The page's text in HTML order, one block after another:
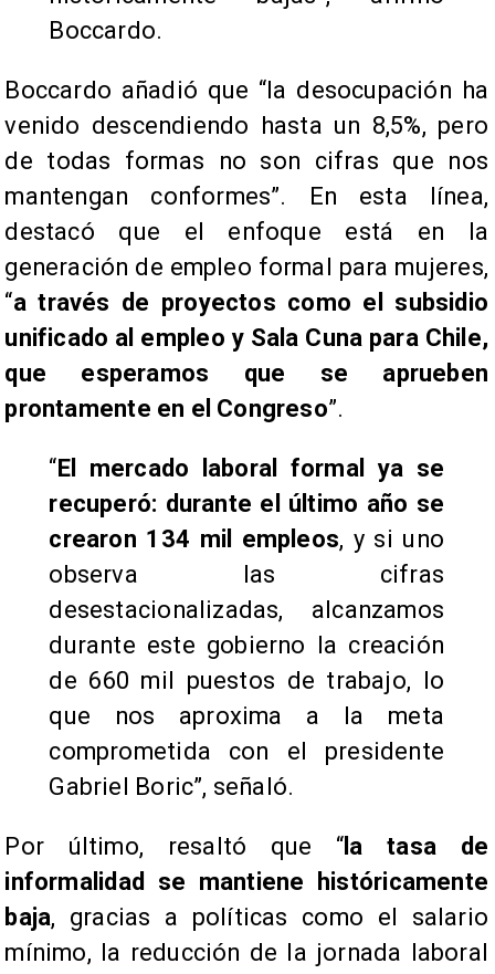
Boccardo.
Boccardo añadió que “la desocupación ha
venido descendiendo hasta un 8,5%, pero
de todas formas no son cifras que nos
mantengan conformes”. En esta línea,
destacó que el enfoque está en la
generación de empleo formal para mujeres,
“a través de proyectos como el subsidio
unificado al empleo y Sala Cuna para Chile,
que esperamos que se aprueben
prontamente en el Congreso”.
“El mercado laboral formal ya se
recuperó: durante el último año se
crearon 134 mil empleos, y si uno
observa las cifras
desestacionalizadas, alcanzamos
durante este gobierno la creación
de 660 mil puestos de trabajo, lo
que nos aproxima a la meta
comprometida con el presidente
Gabriel Boric”, señaló.
Por último, resaltó que “ la tasa de
informalidad se mantiene históricamente
baja, gracias a políticas como el salario
mínimo, la reducción de la jornada laboral